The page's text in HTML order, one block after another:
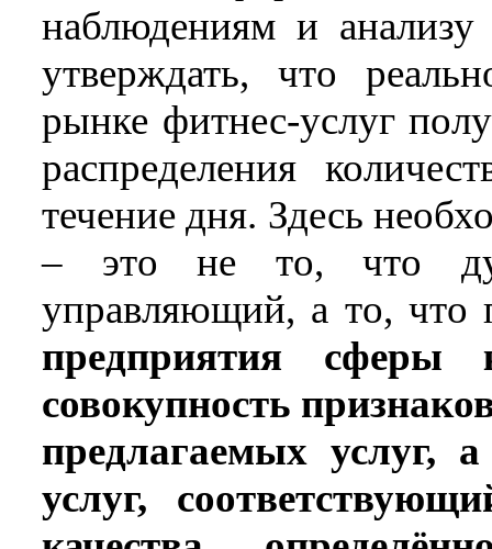
наблюдениям и
утверждать, что
рынке фитнес-услуг
распределения
течение дня. Здесь
– это не то, что
управляющий, а то, что
предприятия
совокупность
предлагаемых услуг,
услуг,